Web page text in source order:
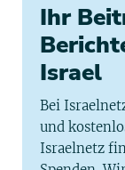
Ihr
Israel
Bei
und
Israelnetz